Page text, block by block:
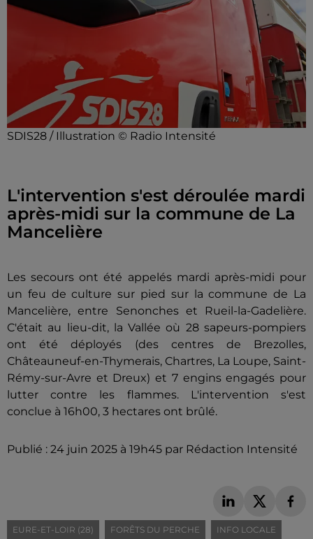
SDIS28 / Illustration © Radio Intensité
L'intervention s'est déroulée mardi
après-midi sur la commune de La
Mancelière
Les secours ont été appelés mardi après-midi pour
un feu de culture sur pied sur la commune de La
Mancelière, entre Senonches et Rueil-la-Gadelière.
C'était au lieu-dit, la Vallée où 28 sapeurs-pompiers
ont été déployés (des centres de Brezolles,
Châteauneuf-en-Thymerais, Chartres, La Loupe, Saint-
Rémy-sur-Avre et Dreux) et 7 engins engagés pour
lutter contre les flammes. L'intervention s'est
conclue à 16h00, 3 hectares ont brûlé.
Publié : 24 juin 2025 à 19h45 par Rédaction Intensité
EURE-ET-LOIR (28) FORÊTS DU PERCHE INFO LOCALE